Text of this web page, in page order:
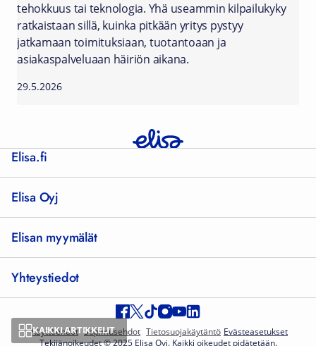
KAIKKI ARTIKKELIT
tehokkuus tai teknologia. Yhä useammin kilpailukyky
ratkaistaan sillä, kuinka pitkään yritys pystyy
jatkamaan toimituksiaan, tuotantoaan ja
asiakaspalveluaan häiriön aikana.
29.5.2026
Elisa.fi
Elisa Oyj
Elisan myymälät
Yhteystiedot
Käyttöehdot Sopimusehdot Tietosuojakäytäntö Evästeasetukset
Tekijänoikeudet © 2025 Elisa Oyj. Kaikki oikeudet pidätetään.